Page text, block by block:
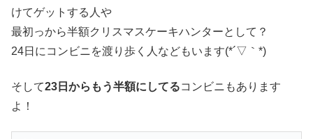
けてゲットする人や
最初っから半額クリスマスケーキハンターとして？
24日にコンビニを渡り歩く人などもいます(*´▽｀*)
そして23日からもう半額にしてるコンビニもあります
よ！